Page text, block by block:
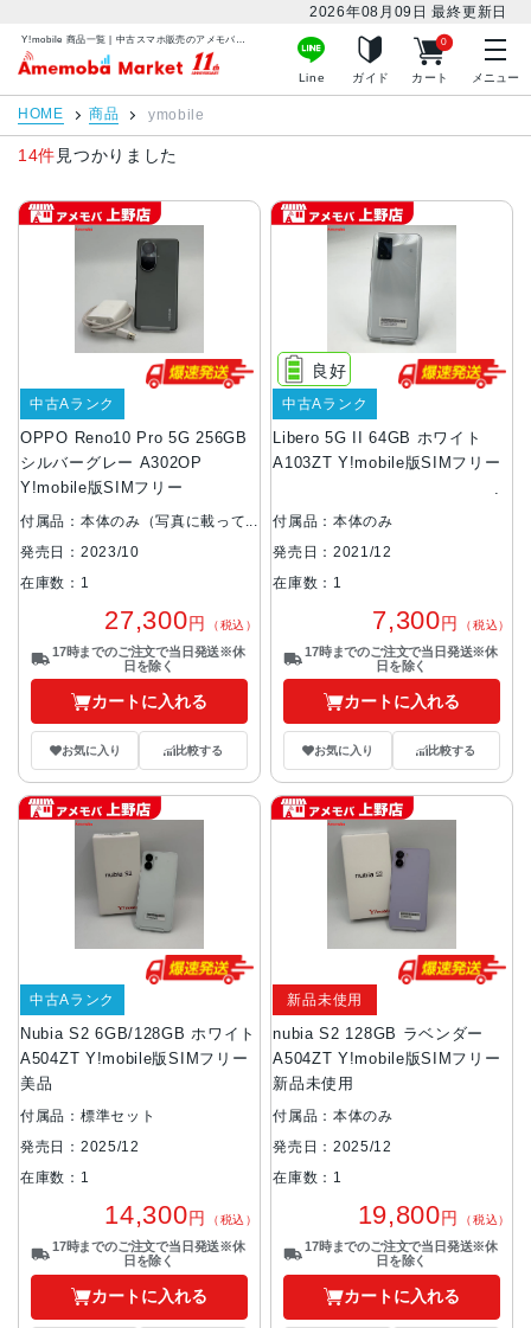
2026年08月09日 最終更新日
アメモバマーケット
Line ガイド カート
0
メニュー
HOME 商品 ymobile
14件 見つかりました
OPPO Reno10 Pro 5G 256GB
シルバーグレー A302OP
Y!mobile版SIMフリー
中古Aランク
付属品：本体のみ（写真に載って
いるものが全てです）
発売日：2023/10
在庫数：1
27,300円 （税込）
17時までのご注文で当日発送※休
日を除く
カートに入れる
お気に入り 比較する
Libero 5G II 64GB ホワイト
A103ZT Y!mobile版SIMフリー
良好
中古Aランク
付属品：本体のみ
発売日：2021/12
在庫数：1
7,300円 （税込）
17時までのご注文で当日発送※休
日を除く
カートに入れる
お気に入り 比較する
Nubia S2 6GB/128GB ホワイト
A504ZT Y!mobile版SIMフリー
美品
中古Aランク
付属品：標準セット
発売日：2025/12
在庫数：1
14,300円 （税込）
17時までのご注文で当日発送※休
日を除く
カートに入れる
nubia S2 128GB ラベンダー
A504ZT Y!mobile版SIMフリー
新品未使用
新品未使用
付属品：本体のみ
発売日：2025/12
在庫数：1
19,800円 （税込）
17時までのご注文で当日発送※休
日を除く
カートに入れる